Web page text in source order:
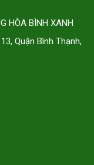
HÒA BÌNH XANH
Quận Bình Thạnh,